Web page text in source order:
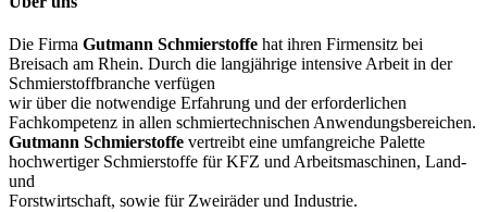
Die Firma Gutmann Schmierstoffe hat ihren Firmensitz bei
Breisach am Rhein. Durch die langjährige intensive Arbeit in der
Schmierstoffbranche verfügen
wir über die notwendige Erfahrung und der erforderlichen
Fachkompetenz in allen schmiertechnischen Anwendungsbereichen.
Gutmann Schmierstoffe vertreibt eine umfangreiche Palette
hochwertiger Schmierstoffe für KFZ und Arbeitsmaschinen, Land-
und
Forstwirtschaft, sowie für Zweiräder und Industrie.